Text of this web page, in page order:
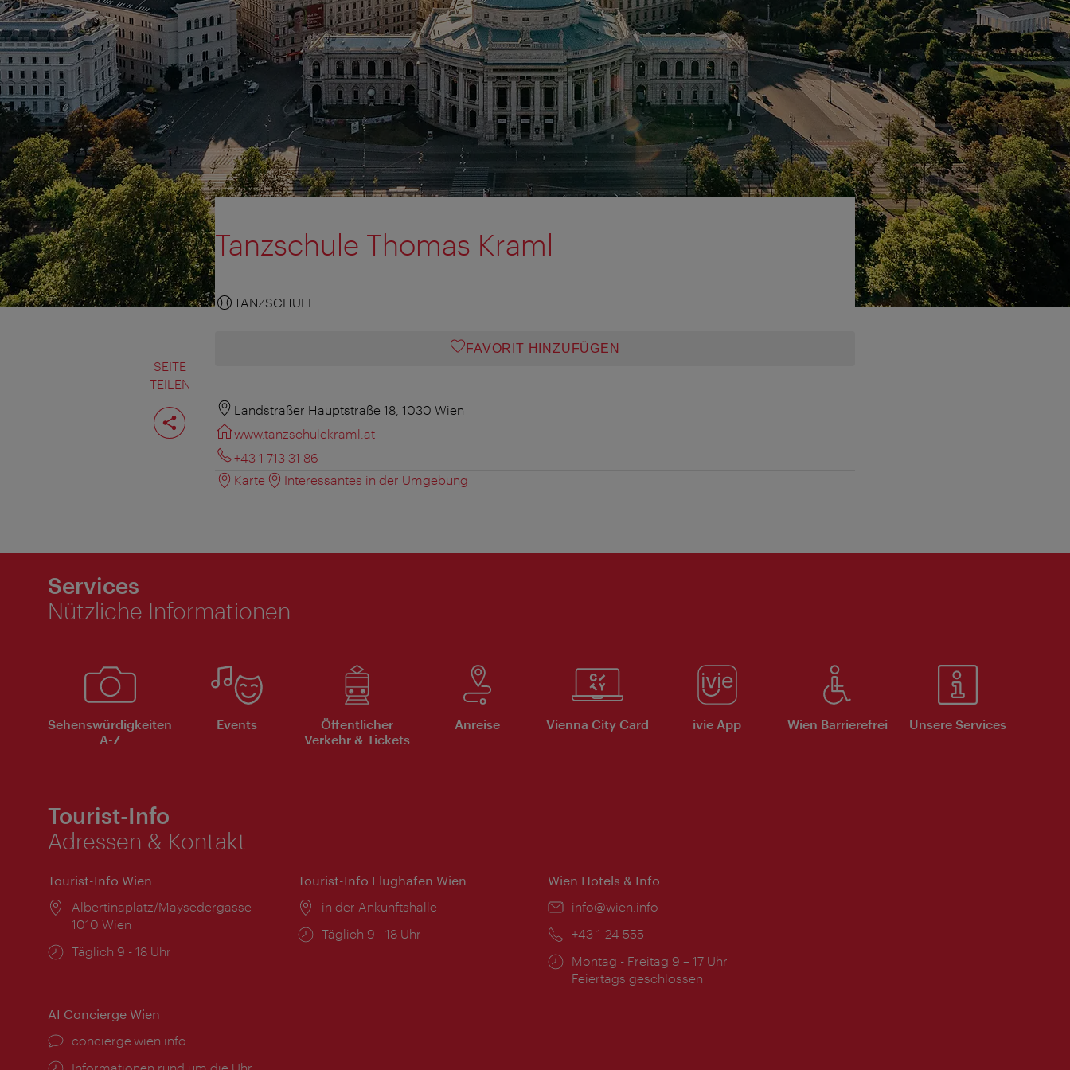
SEITE
TEILEN
Seite
teilen
Tanzschule Thomas Kraml
TANZSCHULE
FAVORIT HINZUFÜGEN
Landstraßer Hauptstraße 18, 1030 Wien
www.tanzschulekraml.at
+43 1 713 31 86
Karte
Interessantes in der Umgebung
Services
Nützliche Informationen
Sehenswürdigkeiten
A-Z
Events
Öffentlicher
Verkehr & Tickets
Anreise Vienna City Card ivie App Wien Barrierefrei Unsere Services
Tourist-Info
Adressen & Kontakt
Tourist-Info Wien
Ort:
Albertinaplatz/Maysedergasse
1010 Wien
Öffnungszeiten:
Täglich 9 - 18 Uhr
Tourist-Info Flughafen Wien
Ort:
in der Ankunftshalle
Öffnungszeiten:
Täglich 9 - 18 Uhr
Wien Hotels & Info
Email:
info@wien.info
Telefon:
+43-1-24 555
Öffnungszeiten:
Montag - Freitag 9 – 17 Uhr
Feiertags geschlossen
AI Concierge Wien
Ort:
concierge.wien.info